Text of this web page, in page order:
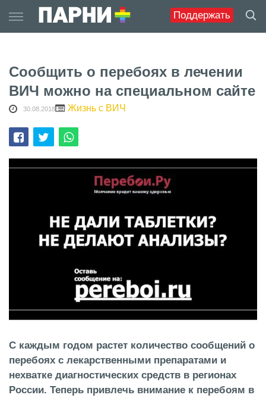
Поддержать
to
content
Сообщить о перебоях в лечении
ВИЧ можно на специальном сайте
30.08.2018 Жизнь с ВИЧ
С каждым годом растет количество сообщений о
перебоях с лекарственными препаратами и
нехватке диагностических средств в регионах
России. Теперь привлечь внимание к перебоям в